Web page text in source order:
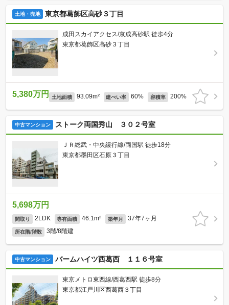
土地・売地 東京都葛飾区高砂３丁目
成田スカイアクセス/京成高砂駅 徒歩4分
東京都葛飾区高砂３丁目
5,380万円 土地面積 93.09m² 建ぺい率 60% 容積率 200%
中古マンション ストーク両国秀山 ３０２号室
ＪＲ総武・中央緩行線/両国駅 徒歩18分
東京都墨田区石原３丁目
5,698万円
間取り 2LDK 専有面積 46.1m² 築年月 37年7ヶ月
所在階/階数 3階/8階建
中古マンション バームハイツ西葛西 １１６号室
東京メトロ東西線/西葛西駅 徒歩8分
東京都江戸川区西葛西３丁目